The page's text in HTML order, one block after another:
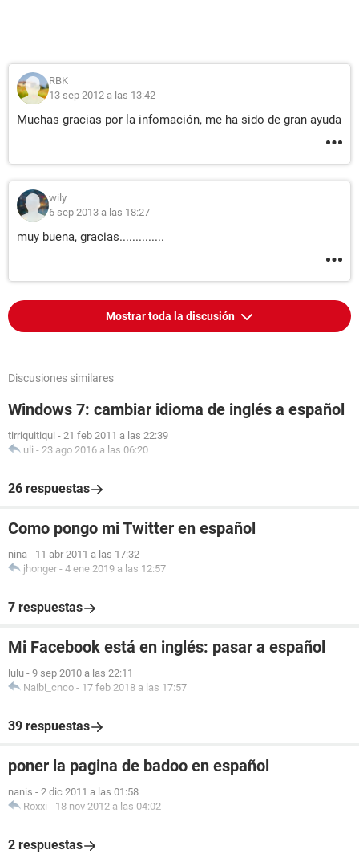
RBK
13 sep 2012 a las 13:42
Muchas gracias por la infomación, me ha sido de gran ayuda
wily
6 sep 2013 a las 18:27
muy buena, gracias..............
Mostrar toda la discusión
Discusiones similares
Windows 7: cambiar idioma de inglés a español
tirriquitiqui - 21 feb 2011 a las 22:39
uli - 23 ago 2016 a las 06:20
26 respuestas
Como pongo mi Twitter en español
nina - 11 abr 2011 a las 17:32
jhonger - 4 ene 2019 a las 12:57
7 respuestas
Mi Facebook está en inglés: pasar a español
lulu - 9 sep 2010 a las 22:11
Naibi_cnco - 17 feb 2018 a las 17:57
39 respuestas
poner la pagina de badoo en español
nanis - 2 dic 2011 a las 01:58
Roxxi - 18 nov 2012 a las 04:02
2 respuestas